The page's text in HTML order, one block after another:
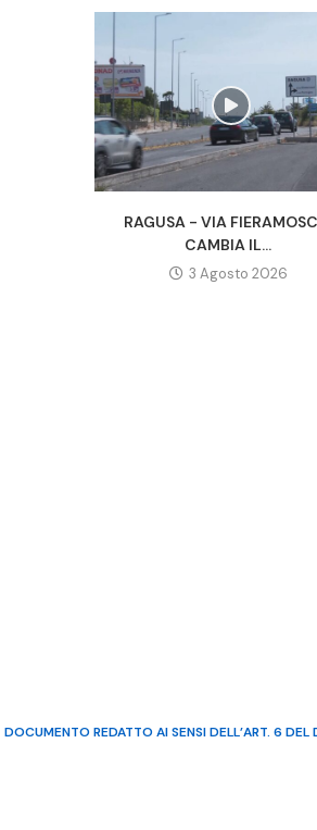
RAGUSA - VIA
CAMBIA IL...
3 Agosto 2026
DOCUMENTO REDATTO AI SENSI DELL’ART. 6